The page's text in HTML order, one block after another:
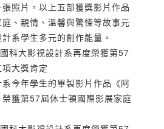
照片。以上五部獲獎影片作品
、親情、溫馨與驚悚等故事元
系學生多元的創作能量。
今年學生的畢製影片作品《阿
獲第57屆休士頓國際影展家庭